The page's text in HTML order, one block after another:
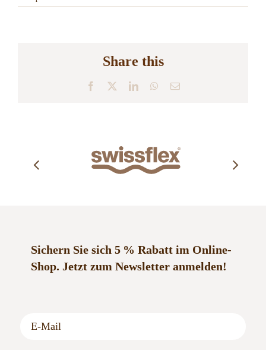
Share this
Facebook LinkedInWhatsApp
E-
Sichern Sie sich 5 % Rabatt im Online-
Shop. Jetzt zum Newsletter anmelden!